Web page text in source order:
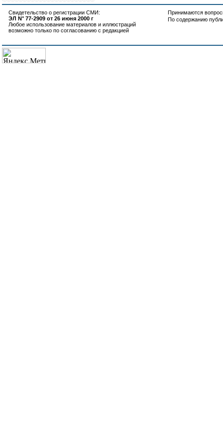
Свидетельство о регистрации СМИ:
ЭЛ N° 77-2909 от 26 июня 2000 г
Любое использование материалов и иллюстраций
возможно только по согласованию с редакцией
Принимаются
По содержанию